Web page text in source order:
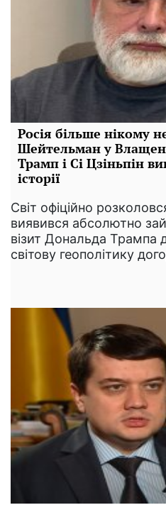
Росія більше нікому
Шейтельман у
Трамп і Сі Цзіньпін
історії
Світ офіційно
виявився абсолютно
візит Дональда Трампа
світову геополітику